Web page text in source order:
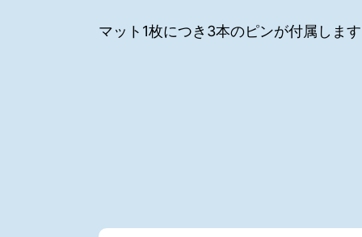
マット1枚につき3本のピンが付属しま